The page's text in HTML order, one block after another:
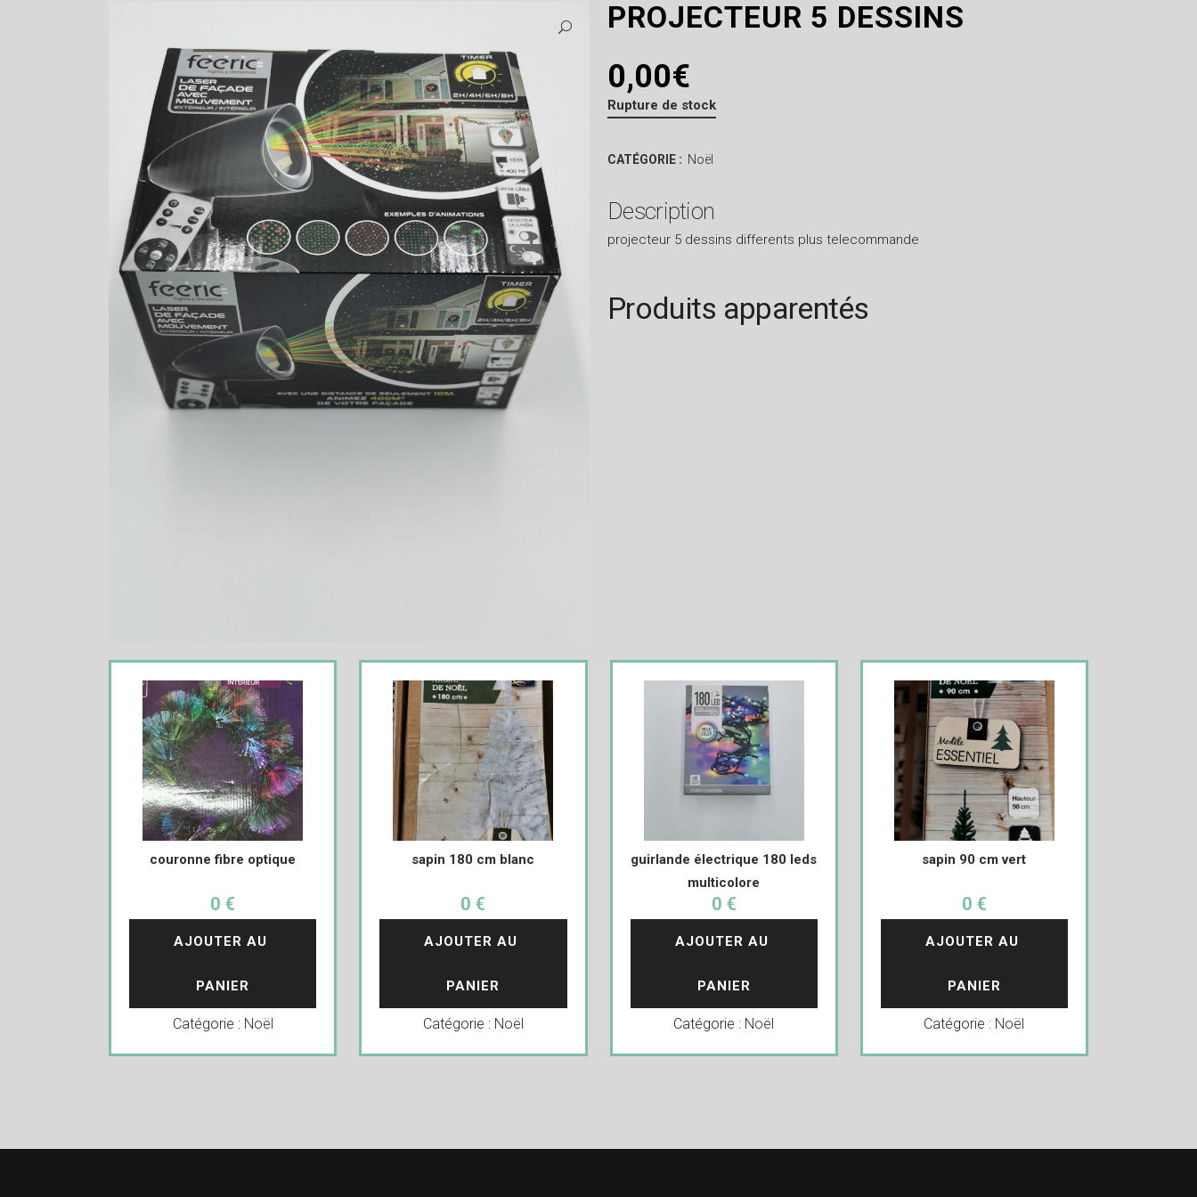
PROJECTEUR 5 DESSINS
0,00€
Rupture de stock
CATÉGORIE : Noël
Description
projecteur 5 dessins differents plus telecommande
Produits apparentés
couronne fibre optique
0 €
AJOUTER AU
PANIER
Catégorie : Noël
sapin 180 cm blanc
0 €
AJOUTER AU
PANIER
Catégorie : Noël
guirlande électrique 180 leds
multicolore
0 €
AJOUTER AU
PANIER
Catégorie : Noël
sapin 90 cm vert
0 €
AJOUTER AU
PANIER
Catégorie : Noël